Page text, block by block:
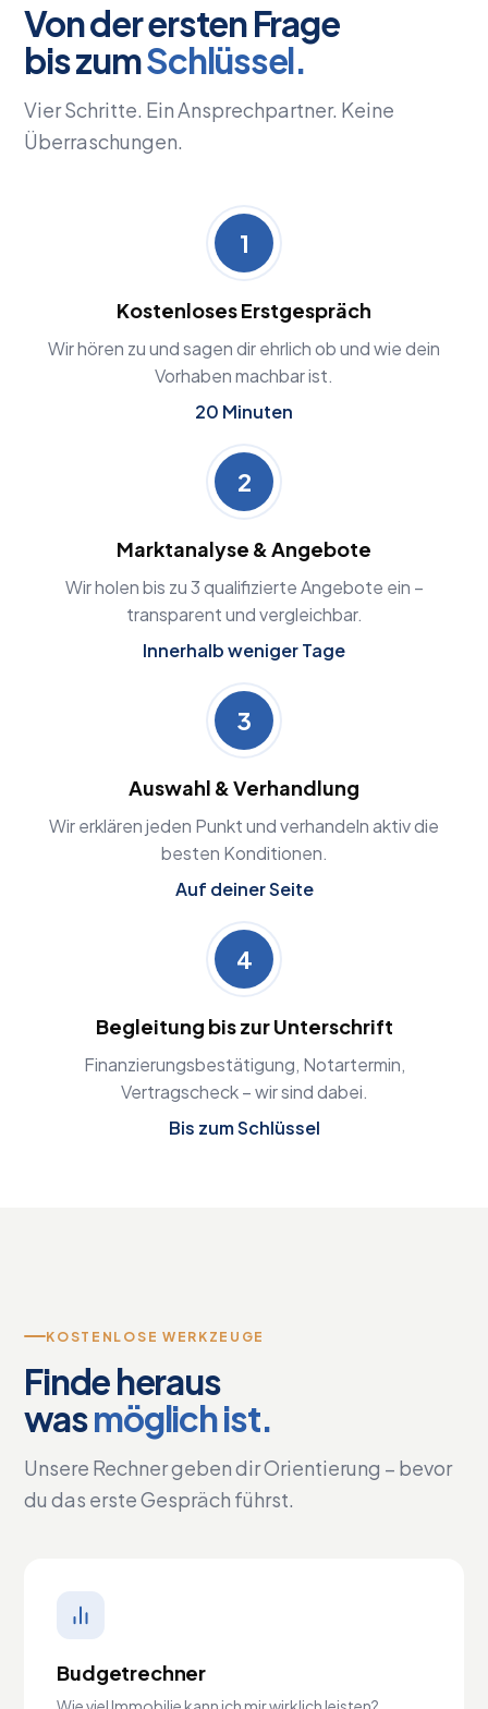
Von der ersten Frage
bis zumSchlüssel.
Vier Schritte. Ein Ansprechpartner. Keine
Überraschungen.
1
Kostenloses Erstgespräch
Wir hören zu und sagen dir ehrlich ob und wie dein
Vorhaben machbar ist.
20 Minuten
2
Marktanalyse & Angebote
Wir holen bis zu 3 qualifizierte Angebote ein –
transparent und vergleichbar.
Innerhalb weniger Tage
3
Auswahl & Verhandlung
Wir erklären jeden Punkt und verhandeln aktiv die
besten Konditionen.
Auf deiner Seite
4
Begleitung bis zur Unterschrift
Finanzierungsbestätigung, Notartermin,
Vertragscheck – wir sind dabei.
Bis zum Schlüssel
KOSTENLOSE WERKZEUGE
Finde heraus
wasmöglich ist.
Unsere Rechner geben dir Orientierung – bevor
du das erste Gespräch führst.
Budgetrechner